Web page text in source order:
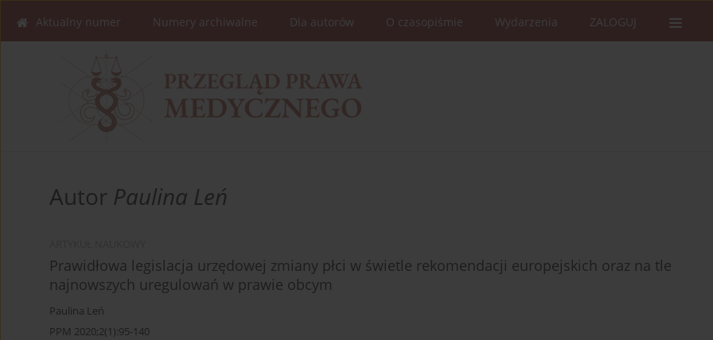
Aktualny numer Numery archiwalne Dla autorów O czasopiśmie Wydarzenia ZALOGUJ
Autor Paulina Leń
Prawidłowa legislacja urzędowej zmiany płci w świetle rekomendacji europejskich oraz na tle
najnowszych uregulowań w prawie obcym
Paulina Leń
PPM 2020;2(1):95-140